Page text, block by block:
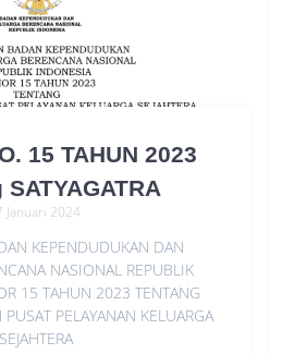
15 TAHUN 2023
Januari 2024
KEPENDUDUKAN DAN
NASIONAL REPUBLIK
15 TAHUN 2023 TENTANG
PUSAT PELAYANAN KELUARGA
SEJAHTERA